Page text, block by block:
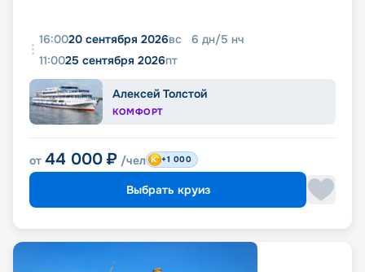
16:0020 сентября 2026вс 6 дн/5 нч
11:0025 сентября 2026пт
Алексей Толстой
КОМФОРТ
от 44 000 ₽ /чел +1 000
Выбрать круиз